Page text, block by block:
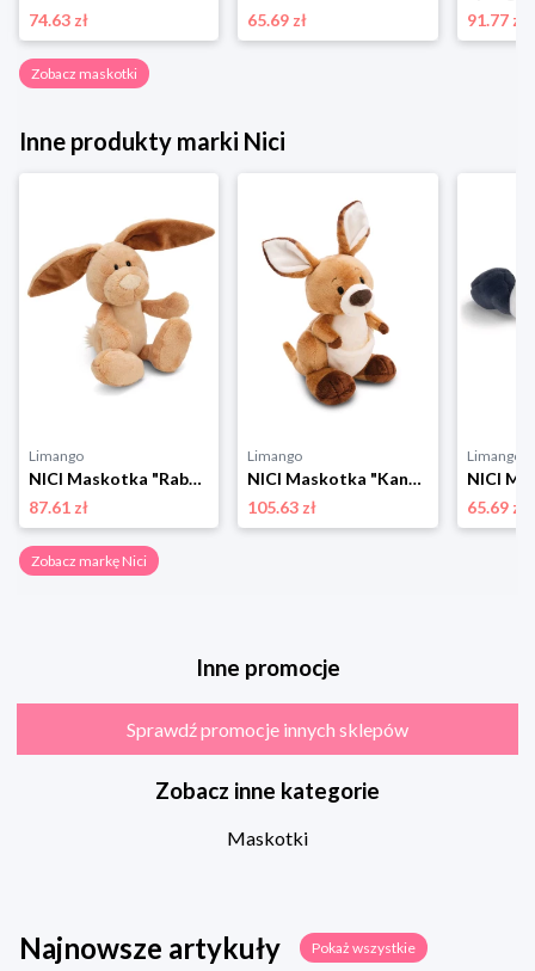
74.63 zł
65.69 zł
91.77 zł
Zobacz maskotki
Inne produkty marki Nici
Limango
NICI Maskotka "Rabbit Ralf" - 0+ rozmiar: onesize
87.61 zł
Limango
NICI Maskotka "Kangaroo Kelly" - 0+ rozmiar: onesize
105.63 zł
Limango
65.69 zł
Zobacz markę Nici
Inne promocje
Sprawdź promocje innych sklepów
Zobacz inne kategorie
Maskotki
Najnowsze artykuły Pokaż wszystkie